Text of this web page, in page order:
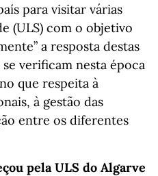
para visitar várias
(ULS) com o objetivo
a resposta destas
verificam nesta época
que respeita à
à gestão das
entre os diferentes
pela ULS do Algarve